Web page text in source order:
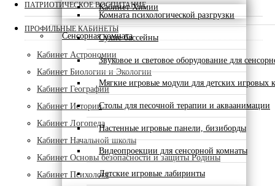
Кабинет Химии
Сенсорная комната
Комната психологической разгрузки
Сухие бассейны
Звуковое и световое оборудование для
Мягкие игровые модули для детских игровых
Столы для песочной терапии и акваанимации
Настенные игровые панели, бизиборды
Видеопроекции для сенсорной комнаты
Детские игровые лабиринты
ПАТРИОТИЧЕСКОЕ ВОСПИТАНИЕ
ПРОФИЛЬНЫЕ КАБИНЕТЫ
Кабинет Астрономии
Кабинет Биологии и Экологии
Кабинет Географии
Кабинет Истории
Кабинет Логопеда
Кабинет Начальной школы
Кабинет Основы безопасности и защиты Родины
Кабинет Психолога